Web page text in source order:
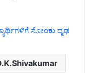
ಸೋಂಕು ದೃಢ